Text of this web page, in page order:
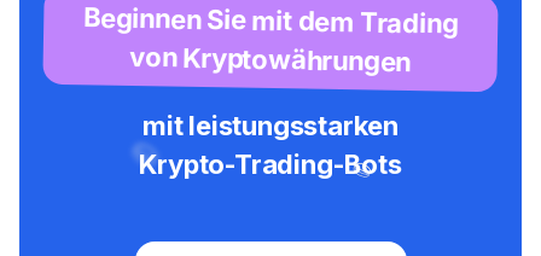
Beginnen Sie mit dem Trading
von Kryptowährungen
mit leistungsstarken
Krypto-Trading-Bots